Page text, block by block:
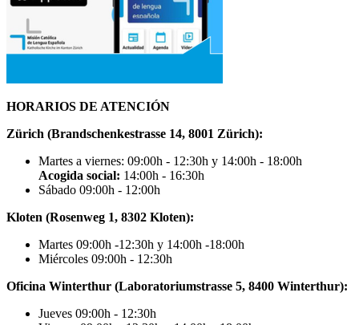
HORARIOS DE ATENCIÓN
Zürich (Brandschenkestrasse 14, 8001 Zürich):
Martes a viernes: 09:00h - 12:30h y 14:00h - 18:00h
Acogida social: 14:00h - 16:30h
Sábado 09:00h - 12:00h
Kloten (Rosenweg 1, 8302 Kloten):
Martes 09:00h -12:30h y 14:00h -18:00h
Miércoles 09:00h - 12:30h
Oficina Winterthur (Laboratoriumstrasse 5, 8400 Winterthur):
Jueves 09:00h - 12:30h